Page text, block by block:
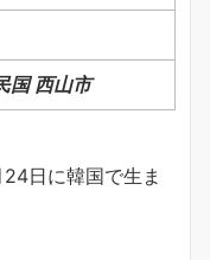
国 西山市
日に韓国で生ま